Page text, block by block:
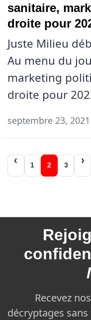
sanitaire,
droite pour
Juste Milieu
Au menu du
marketing
droite pour
septembre 23,
Navigation
des
1 2 3
Recevez
décryptages